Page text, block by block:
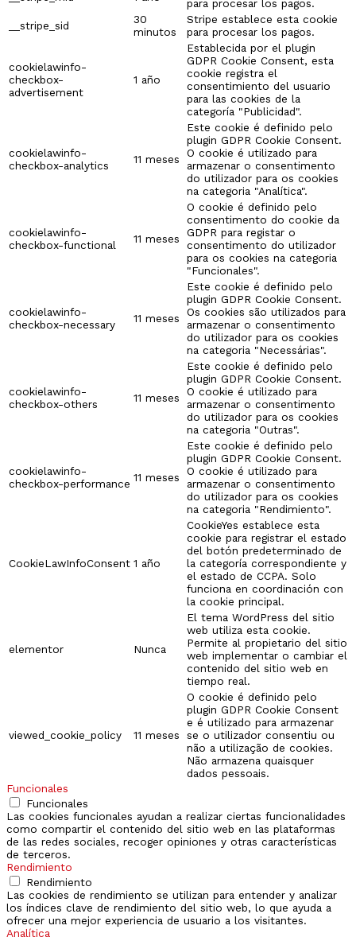
para procesar los pagos.
__stripe_sid
30
minutos
Stripe establece esta cookie
para procesar los pagos.
cookielawinfo-
checkbox-
advertisement
1 año
Establecida por el plugin
GDPR Cookie Consent, esta
cookie registra el
consentimiento del usuario
para las cookies de la
categoría "Publicidad".
cookielawinfo-
checkbox-analytics
11 meses
Este cookie é definido pelo
plugin GDPR Cookie Consent.
O cookie é utilizado para
armazenar o consentimento
do utilizador para os cookies
na categoria "Analítica".
cookielawinfo-
checkbox-functional
11 meses
O cookie é definido pelo
consentimento do cookie da
GDPR para registar o
consentimento do utilizador
para os cookies na categoria
"Funcionales".
cookielawinfo-
checkbox-necessary
11 meses
Este cookie é definido pelo
plugin GDPR Cookie Consent.
Os cookies são utilizados para
armazenar o consentimento
do utilizador para os cookies
na categoria "Necessárias".
cookielawinfo-
checkbox-others
11 meses
Este cookie é definido pelo
plugin GDPR Cookie Consent.
O cookie é utilizado para
armazenar o consentimento
do utilizador para os cookies
na categoria "Outras".
cookielawinfo-
checkbox-performance 11 meses
Este cookie é definido pelo
plugin GDPR Cookie Consent.
O cookie é utilizado para
armazenar o consentimento
do utilizador para os cookies
na categoria "Rendimiento".
CookieLawInfoConsent 1 año
CookieYes establece esta
cookie para registrar el estado
del botón predeterminado de
la categoría correspondiente y
el estado de CCPA. Solo
funciona en coordinación con
la cookie principal.
elementor Nunca
El tema WordPress del sitio
web utiliza esta cookie.
Permite al propietario del sitio
web implementar o cambiar el
contenido del sitio web en
tiempo real.
viewed_cookie_policy 11 meses
O cookie é definido pelo
plugin GDPR Cookie Consent
e é utilizado para armazenar
se o utilizador consentiu ou
não a utilização de cookies.
Não armazena quaisquer
dados pessoais.
Funcionales
Funcionales
Las cookies funcionales ayudan a realizar ciertas funcionalidades
como compartir el contenido del sitio web en las plataformas
de las redes sociales, recoger opiniones y otras características
de terceros.
Rendimiento
Rendimiento
Las cookies de rendimiento se utilizan para entender y analizar
los índices clave de rendimiento del sitio web, lo que ayuda a
ofrecer una mejor experiencia de usuario a los visitantes.
Analítica